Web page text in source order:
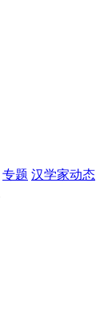
专题 汉学家动态